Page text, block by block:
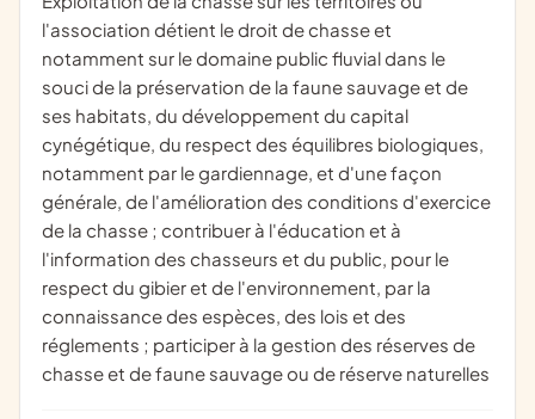
l'association détient le droit de chasse et
notamment sur le domaine public fluvial dans le
souci de la préservation de la faune sauvage et de
ses habitats, du développement du capital
cynégétique, du respect des équilibres biologiques,
notamment par le gardiennage, et d'une façon
générale, de l'amélioration des conditions d'exercice
de la chasse ; contribuer à l'éducation et à
l'information des chasseurs et du public, pour le
respect du gibier et de l'environnement, par la
connaissance des espèces, des lois et des
réglements ; participer à la gestion des réserves de
chasse et de faune sauvage ou de réserve naturelles